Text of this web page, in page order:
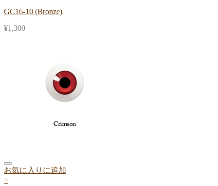
GC16-10 (Bronze)
¥1,300
お気に入りに追加
+